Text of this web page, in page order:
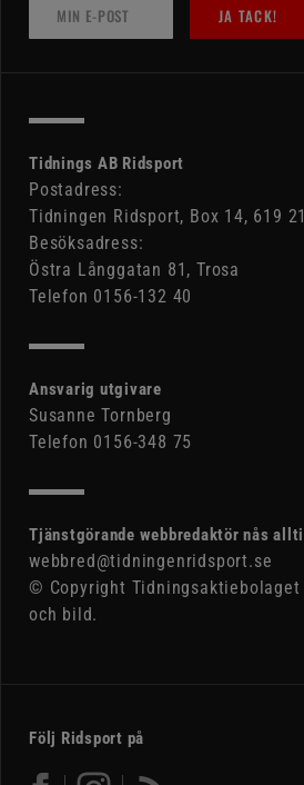
JA TACK!
Tidnings AB Ridsport
Postadress:
Tidningen Ridsport, Box 14, 619
Besöksadress:
Östra Långgatan 81, Trosa
Telefon 0156-132 40
Ansvarig utgivare
Susanne Tornberg
Telefon 0156-348 75
Tjänstgörande webbredaktör nås
webbred@tidningenridsport.se
© Copyright
och bild.
Följ Ridsport på